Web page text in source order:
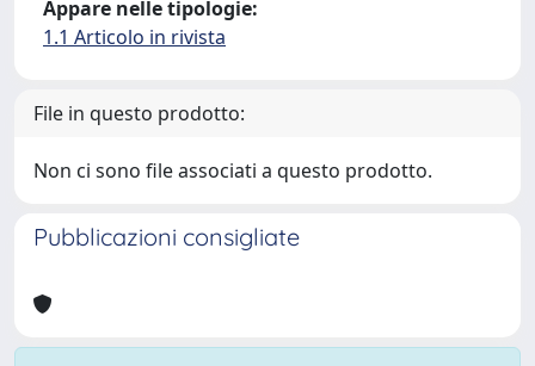
Appare nelle tipologie:
1.1 Articolo in rivista
File in questo prodotto:
Non ci sono file associati a questo prodotto.
Pubblicazioni consigliate